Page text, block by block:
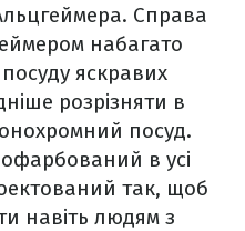
Справа
набагато
яскравих
розрізняти в
посуд.
в усі
так, щоб
навіть людям з